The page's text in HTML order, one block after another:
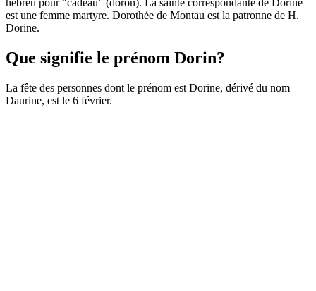
hébreu pour “cadeau” (doron). La sainte correspondante de Dorine
est une femme martyre. Dorothée de Montau est la patronne de H.
Dorine.
Que signifie le prénom Dorin?
La fête des personnes dont le prénom est Dorine, dérivé du nom
Daurine, est le 6 février.